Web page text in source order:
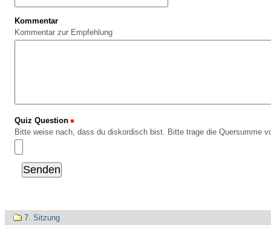
Kommentar
Kommentar zur Empfehlung
Quiz Question
Bitte weise nach, dass du diskordisch bist. Bitte trage die Quersumme
Navigation
7. Sitzung